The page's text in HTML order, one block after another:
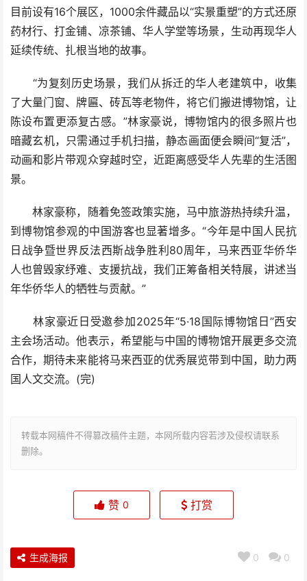
目前设有16个展区，1000余件藏品以“实景重塑”的方式还原
药材行、打金铺、凉茶铺、华人学堂等场景，生动再现华人
延续传统、扎根当地的故事。
“为复刻历史场景，我们从拆迁的华人老建筑中，收集
了大量门窗、牌匾、砖瓦等老物件，将它们搬进博物馆，让
陈设布置更添复古感。”林家豪说，博物馆内的很多照片也
暗藏玄机，只需通过手机扫描，静态画面便会瞬间“复活”，
动画和影片带观众穿越时空，近距离感受华人先辈的生活图
景。
林家豪称，随着免签政策实施，马中旅游热持续升温，
到博物馆参观的中国游客也显著增多。“今年是中国人民抗
日战争暨世界反法西斯战争胜利80周年，马来西亚华侨华
人也曾毁家纾难、支援抗战，我们正筹备相关特展，讲述当
年华侨华人的牺牲与贡献。”
林家豪近日受邀参加2025年“5·18国际博物馆日”西安
主会场活动。他表示，希望能与中国的博物馆开展更多交流
合作，期待未来能将马来西亚的优秀展览带到中国，助力两
国人文交流。(完)
转载本网稿件不得篡改稿件主题，本网所载内容若涉及侵权请联系
删除。
赞 0 打赏
0 0
生成海报